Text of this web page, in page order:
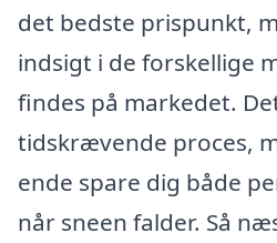
det bedste prispunkt,
indsigt i de forskellige
findes på markedet.
tidskrævende proces,
ende spare dig både
når sneen falder. Så